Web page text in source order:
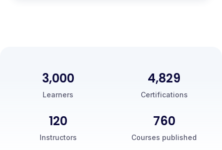
3,000
Learners
5,000
Certifications
120
Instructors
760
Courses published